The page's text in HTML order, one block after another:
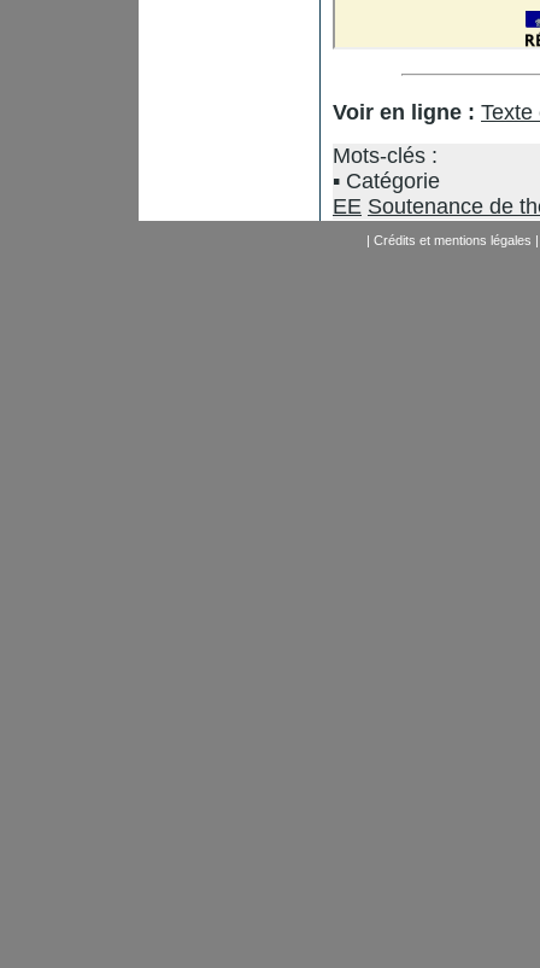
Voir en ligne : Texte
Mots-clés :
Catégorie
EE Soutenance de
| Crédits et mentions légales